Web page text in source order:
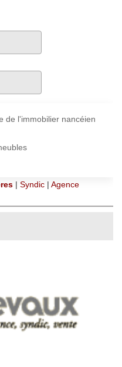
de l'immobilier nancéien
| Syndic | Agence